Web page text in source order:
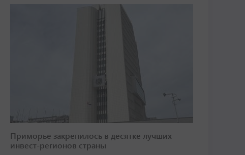
Приморье закрепилось в десятке лучших
инвест-регионов страны